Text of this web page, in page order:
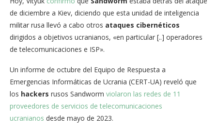
de diciembre a Kiev, diciendo que esta unidad de inteligencia
militar rusa llevó a cabo otros ataques cibernéticos
dirigidos a objetivos ucranianos, «en particular [..] operadores
de telecomunicaciones e ISP».
Un informe de octubre del Equipo de Respuesta a
Emergencias Informáticas de Ucrania (CERT-UA) reveló que
los hackers rusos Sandworm violaron las redes de 11
proveedores de servicios de telecomunicaciones
ucranianos desde mayo de 2023.